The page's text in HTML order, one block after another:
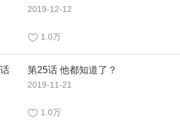
2019-12-12
1.0万
第25话 他都知道了？
2019-11-21
1.0万